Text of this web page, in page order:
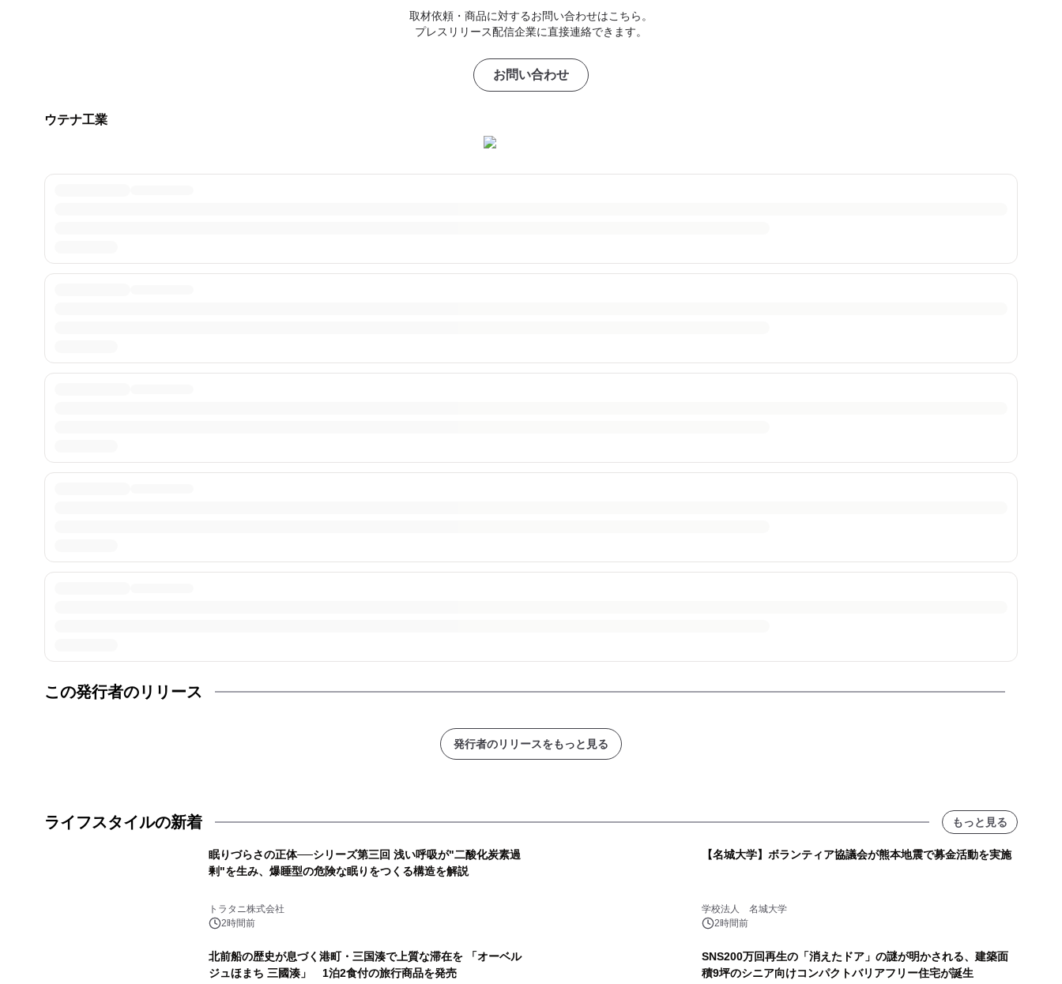
取材依頼・商品に対するお問い合わせはこちら。
プレスリリース配信企業に直接連絡できます。
お問い合わせ
ウテナ工業
この発行者のリリース
発行者のリリースをもっと見る
ライフスタイルの新着 もっと見る
眠りづらさの正体──シリーズ第三回 浅い呼吸が"二酸化炭素過
剰"を生み、爆睡型の危険な眠りをつくる構造を解説
トラタニ株式会社
2時間前
【名城大学】ボランティア協議会が熊本地震で募金活動を実施
学校法人 名城大学
2時間前
北前船の歴史が息づく港町・三国湊で上質な滞在を 「オーベル
ジュほまち 三國湊」 1泊2食付の旅行商品を発売
SNS200万回再生の「消えたドア」の謎が明かされる、建築面
積9坪のシニア向けコンパクトバリアフリー住宅が誕生